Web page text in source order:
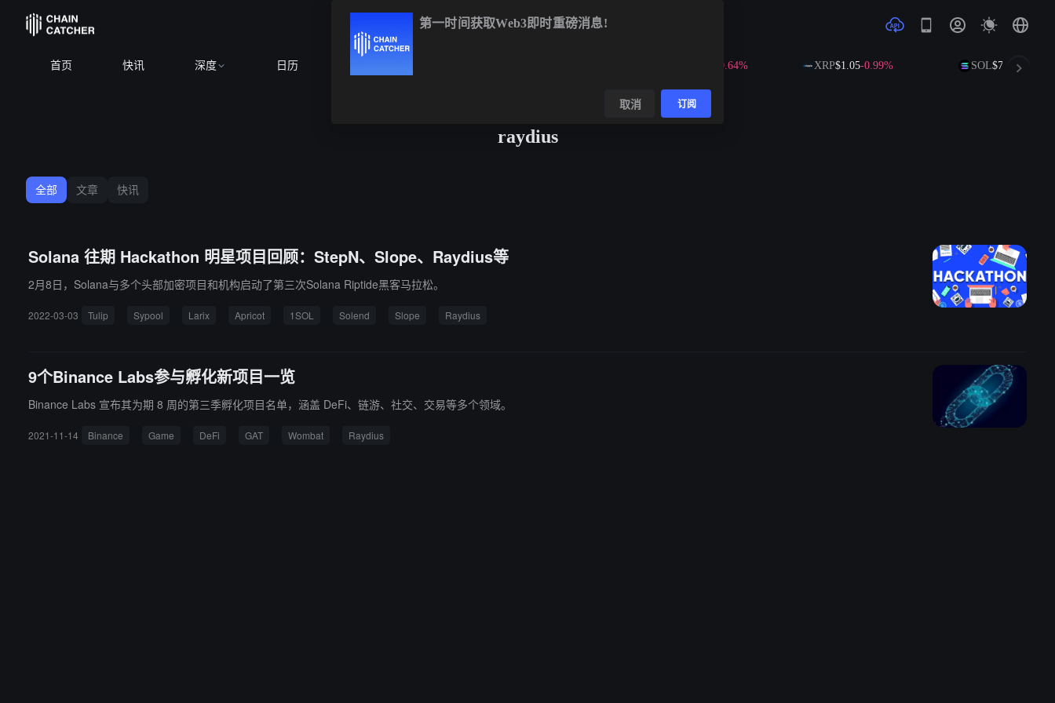
首页 快讯 深度 日历 -0.64% XRP$1.05-0.99% SOL$73.70+0.05%
raydius
全部 文章 快讯
Solana 往期 Hackathon 明星项目回顾：StepN、Slope、Raydius等
2月8日，Solana与多个头部加密项目和机构启动了第三次Solana Riptide黑客马拉松。
2022-03-03 Tulip Sypool Larix Apricot 1SOL Solend Slope Raydius
9个Binance Labs参与孵化新项目一览
Binance Labs 宣布其为期 8 周的第三季孵化项目名单，涵盖 DeFi、链游、社交、交易等多个领域。
2021-11-14 Binance Game DeFi GAT Wombat Raydius
第一时间获取Web3即时重磅消息!
取消 订阅